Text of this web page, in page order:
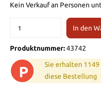
Kein Verkauf an Personen
In den
Produktnummer:43742
P
Sie erhalten
diese Bestellung